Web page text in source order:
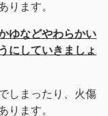
ります。
ゆなどやわらかい
にしていきましょ
しまったり、火傷
ります。